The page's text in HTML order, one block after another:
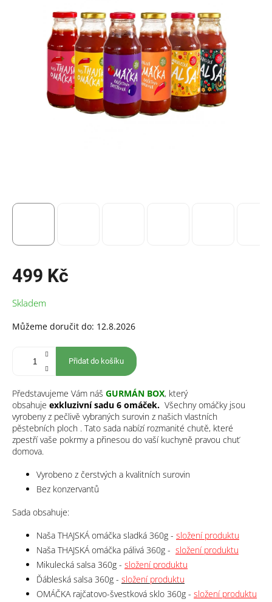
499 Kč
cena:
Skladem
Můžeme doručit do: 12.8.2026
Přidat do košíku
Představujeme Vám náš GURMÁN BOX, který
obsahuje exkluzivní sadu 6 omáček. Všechny omáčky jsou
vyrobeny z pečlivě vybraných surovin z našich vlastních
pěstebních ploch . Tato sada nabízí rozmanité chutě, které
zpestří vaše pokrmy a přinesou do vaší kuchyně pravou chuť
domova.
Vyrobeno z čerstvých a kvalitních surovin
Bez konzervantů
Sada obsahuje:
Naša THAJSKÁ omáčka sladká 360g - složení produktu
Naša THAJSKÁ omáčka pálivá 360g - složení produktu
Mikulecká salsa 360g - složení produktu
Ďábleská salsa 360g - složení produktu
OMÁČKA rajčatovo-švestková sklo 360g - složení produktu